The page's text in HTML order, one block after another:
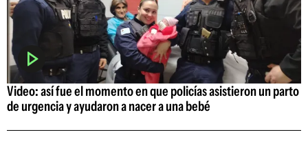
Video: así fue el momento en que policías asistieron un parto
de urgencia y ayudaron a nacer a una bebé